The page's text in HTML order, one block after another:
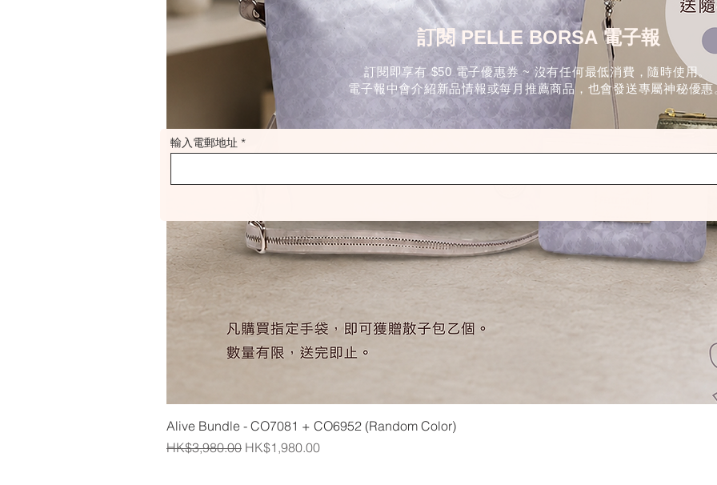
Alive Bundle - CO7081 + CO6952 (Random Color)
一般價格
HK$3,980.00 促銷價格
HK$1,980.00
訂閱 PELLE BORSA 電子報
訂閱即享有 $50 電子優惠券 ~ 沒有任何最低消費，隨時使用。
電子報中會介紹新品情報或每月推薦商品，也會發送專屬神秘優惠
輸入電郵地址